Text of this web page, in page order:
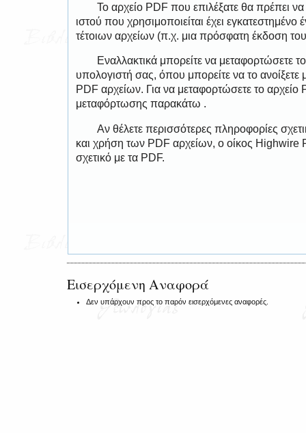
Το αρχείο PDF που επιλέξατε θα πρέπει
ιστού που χρησιμοποιείται έχει
τέτοιων αρχείων (π.χ. μια πρόσφατη έκδοση
Εναλλακτικά μπορείτε να μεταφορτώσετε
υπολογιστή σας, όπου μπορείτε να το
PDF αρχείων. Για να μεταφορτώσετε το
μεταφόρτωσης παρακάτω .
Αν θέλετε περισσότερες πληροφορίες
και χρήση των PDF αρχείων, ο οίκος Highwire
σχετικό με τα PDF.
Εισερχόμενη Αναφορά
Δεν υπάρχουν προς το παρόν εισερχόμενες αναφορές.